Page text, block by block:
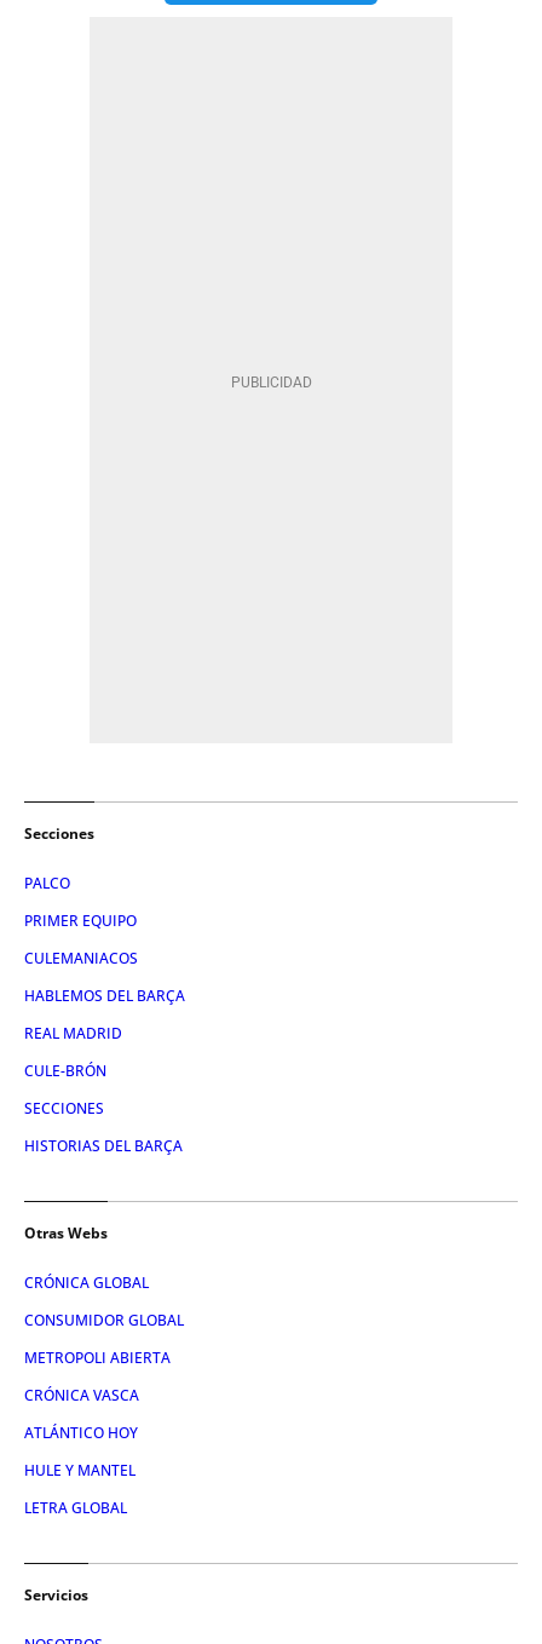
Secciones
PALCO
PRIMER EQUIPO
CULEMANIACOS
HABLEMOS DEL BARÇA
REAL MADRID
CULE-BRÓN
SECCIONES
HISTORIAS DEL BARÇA
Otras Webs
CRÓNICA GLOBAL
CONSUMIDOR GLOBAL
METROPOLI ABIERTA
CRÓNICA VASCA
ATLÁNTICO HOY
HULE Y MANTEL
LETRA GLOBAL
Servicios